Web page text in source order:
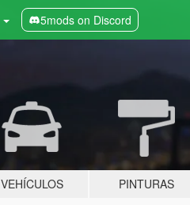
5mods on Discord
VEHÍCULOS PINTURAS